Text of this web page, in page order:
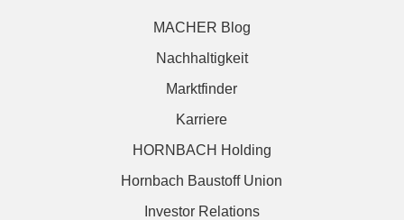
MACHER Blog
Nachhaltigkeit
Marktfinder
Karriere
HORNBACH Holding
Hornbach Baustoff Union
Investor Relations